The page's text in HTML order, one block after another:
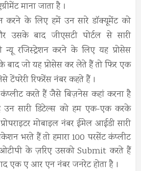
माना जाता है ।
करने के लिए हमें उन सारे डॉक्यूमेंट को
उसके बाद जीएसटी पोर्टल से सारी
न्यू रजिस्ट्रेशन करने के लिए यह प्रोसेस
जो यह प्रोसेस कर लेते हैं तो फिर एक
टेंपरेरी रिफरेंस नंबर कहते हैं ।
करते हैं जैसे बिज़नेस कहां करना है
उन सारी डिटेल्स को हम एक-एक करके
मोबाइल नंबर ईमेल आईडी सारी
भरते हैं तो हमारा 100 परसेंट कंप्लीट
ओटीपी के ज़रिए उसको Submit करते हैं
एक ए आर एन नंबर जनरेट होता है ।